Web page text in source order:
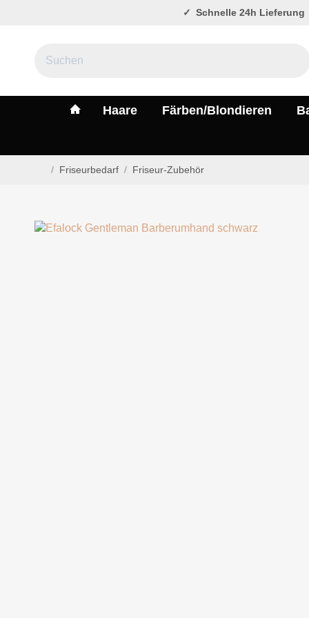
Schnelle 24h Lieferung
#custom.linkHome#
Haare Färben/Blondieren
/ Friseurbedarf / Friseur-Zubehör